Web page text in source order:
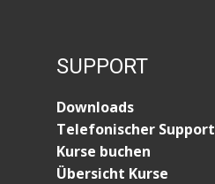
SUPPORT
Downloads
Telefonischer Support
Kurse buchen
Übersicht Kurse